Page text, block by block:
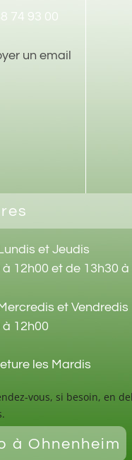
74 93 00
un email
et Jeudis
à 12h00 et de 13h30 à
et Vendredis
à 12h00
les Mardis
vous, si besoin, en
à Ohnenheim